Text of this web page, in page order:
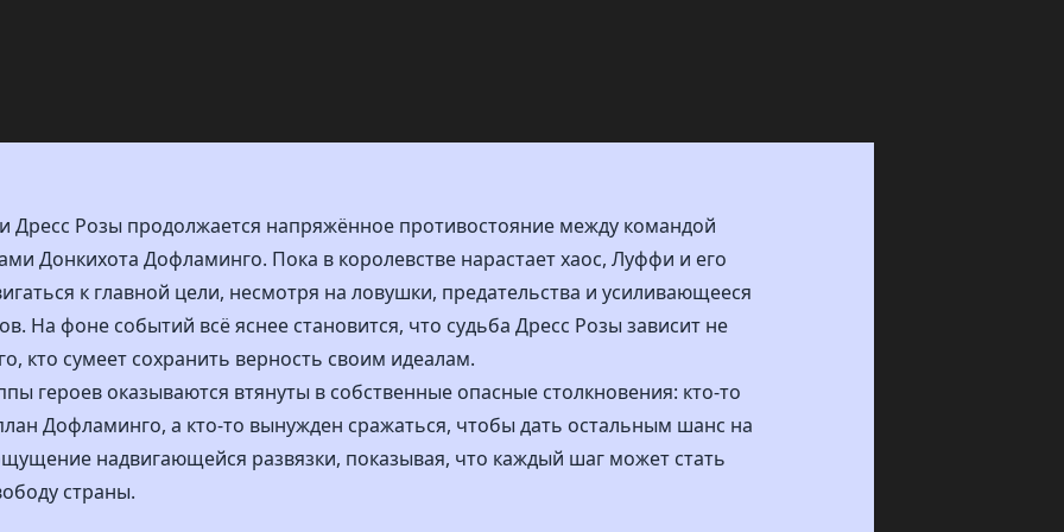
Дресс Розы продолжается напряжённое противостояние между командой
Донкихота Дофламинго. Пока в королевстве нарастает хаос, Луффи и его
к главной цели, несмотря на ловушки, предательства и усиливающееся
На фоне событий всё яснее становится, что судьба Дресс Розы зависит не
кто сумеет сохранить верность своим идеалам.
героев оказываются втянуты в собственные опасные столкновения: кто-то
Дофламинго, а кто-то вынужден сражаться, чтобы дать остальным шанс на
надвигающейся развязки, показывая, что каждый шаг может стать
страны.